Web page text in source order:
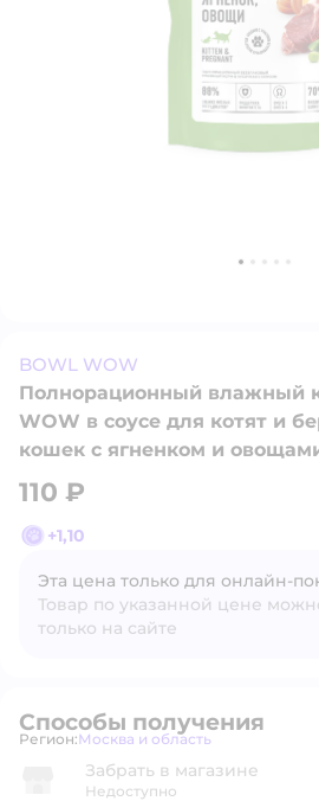
BOWL WOW
Полнорационный влажный
WOW в соусе для котят и
кошек с ягненком и
110 ₽
+1,10
Эта цена только для
Товар по указанной цене
только на сайте
Способы получения
Регион: Выбор адреса
Москва и область
Забрать в магазине
Недоступно